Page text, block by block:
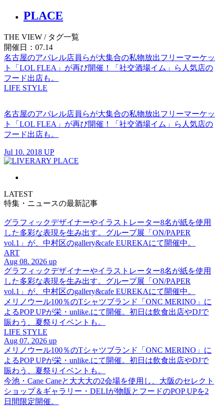
PLACE
THE VIEW / タグ一覧
開催日：07.14
名古屋のアパレル店員らが大集合の私物放出フリーマーケッ
ト「LOL FLEA」が再び開催！「社交酒場イム」ら人気店の
フード出店も。
LIFE STYLE
名古屋のアパレル店員らが大集合の私物放出フリーマーケッ
ト「LOL FLEA」が再び開催！「社交酒場イム」ら人気店の
フード出店も。
Jul 10. 2018 UP
LATEST
特集・ニュースの最新記事
グラフィックデザイナーやイラストレーター8名が紙を使用
した多彩な表現を生み出す。グループ展「ON/PAPER
vol.1」が、中村区のgallery&cafe EUREKAにて開催中。
ART
Aug 08. 2026 up
グラフィックデザイナーやイラストレーター8名が紙を使用
した多彩な表現を生み出す。グループ展「ON/PAPER
vol.1」が、中村区のgallery&cafe EUREKAにて開催中。
メリノウール100％のTシャツブランド「ONC MERINO」に
よるPOP UPが栄・unlike.にて開催。初日は飲食出店やDJで
賑わう、夏祭りイベントも。
LIFE STYLE
Aug 07. 2026 up
メリノウール100％のTシャツブランド「ONC MERINO」に
よるPOP UPが栄・unlike.にて開催。初日は飲食出店やDJで
賑わう、夏祭りイベントも。
今池・Cane Caneと大大大の2会場を使用し、大阪のセレクト
ショップ＆ギャラリー・DELIが物販とフードのPOP UPを2
日間限定開催。